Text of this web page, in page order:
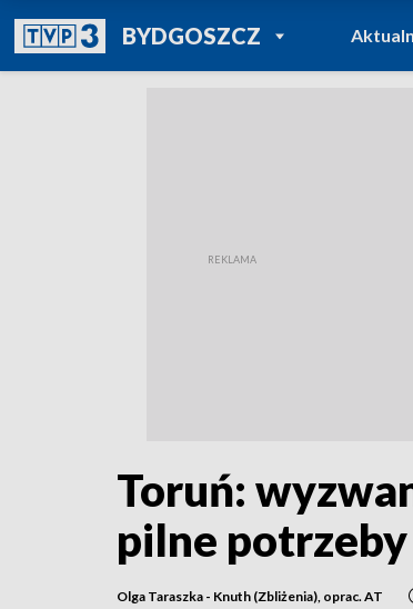
BYDGOSZCZPOWRÓT DO
TVP REGIONY
Toruń:
pilne
Olga Taraszka - Knuth (Zbliżenia), oprac. AT